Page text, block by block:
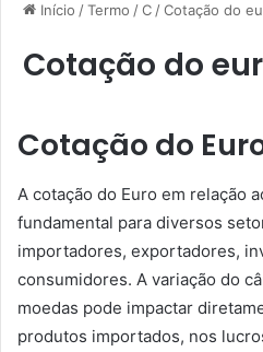
Início /Termo /C /Cotação do
Cotação do
Cotação do
A cotação do Euro em relação
fundamental para diversos
importadores, exportadores,
consumidores. A variação do
moedas pode impactar
produtos importados, nos